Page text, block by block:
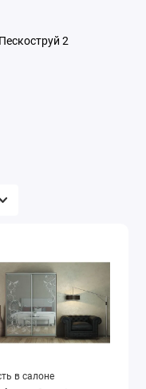
Пескоструй 2
в салоне